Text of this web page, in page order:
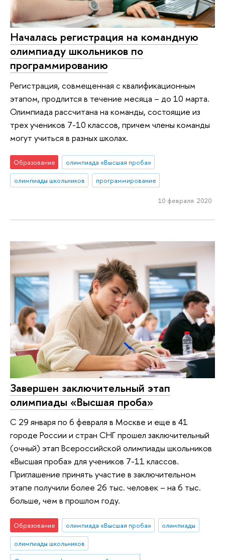
Началась регистрация на командную
олимпиаду школьников по
программированию
Регистрация, совмещенная с квалификационным
этапом, продлится в течение месяца – до 10 марта.
Олимпиада рассчитана на команды, состоящие из
трех учеников 7-10 классов, причем члены команды
могут учиться в разных школах.
Образование
олимпиада «Высшая проба»
олимпиады школьников
программирование
10 февраля 2020
Завершен заключительный этап
олимпиады «Высшая проба»
С 29 января по 6 февраля в Москве и еще в 41
городе России и стран СНГ прошел заключительный
(очный) этап Всероссийской олимпиады школьников
«Высшая проба» для учеников 7-11 классов.
Приглашение принять участие в заключительном
этапе получили более 26 тыс. человек – на 6 тыс.
больше, чем в прошлом году.
Образование олимпиада «Высшая проба»
олимпиады
олимпиады школьников